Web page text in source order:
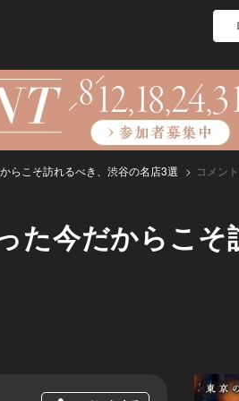
らこそ訪れるべき、渋谷の名店3選 コメント
た今だからこ